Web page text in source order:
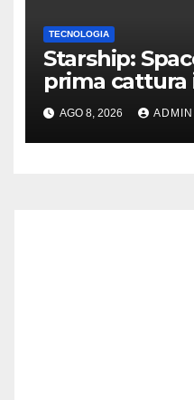
TECNOLOGIA
Starship:
prima cattura
navetta
AGO 8, 2026 ADMIN